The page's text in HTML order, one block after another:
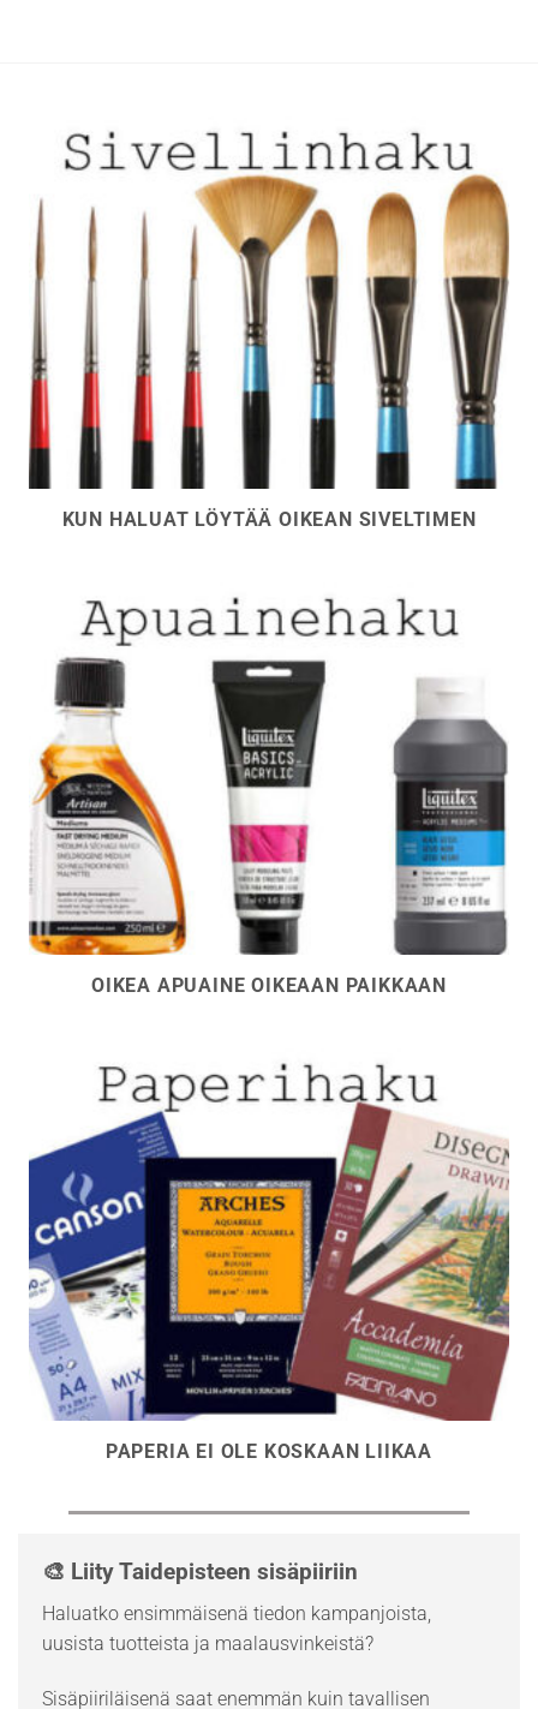
KUN HALUAT LÖYTÄÄ OIKEAN SIVELTIMEN
OIKEA APUAINE OIKEAAN PAIKKAAN
PAPERIA EI OLE KOSKAAN LIIKAA
🎨 Liity Taidepisteen sisäpiiriin
Haluatko ensimmäisenä tiedon kampanjoista,
uusista tuotteista ja maalausvinkeistä?
Sisäpiiriläisenä saat enemmän kuin tavallisen